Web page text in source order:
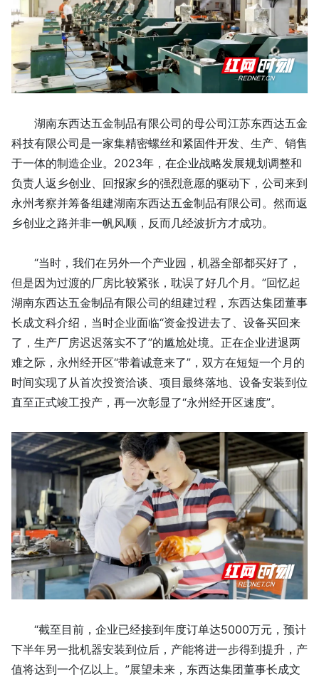
湖南东西达五金制品有限公司的母公司江苏东西达五金
科技有限公司是一家集精密螺丝和紧固件开发、生产、销售
于一体的制造企业。2023年，在企业战略发展规划调整和
负责人返乡创业、回报家乡的强烈意愿的驱动下，公司来到
永州考察并筹备组建湖南东西达五金制品有限公司。然而返
乡创业之路并非一帆风顺，反而几经波折方才成功。
“当时，我们在另外一个产业园，机器全部都买好了，
但是因为过渡的厂房比较紧张，耽误了好几个月。”回忆起
湖南东西达五金制品有限公司的组建过程，东西达集团董事
长成文科介绍，当时企业面临“资金投进去了、设备买回来
了，生产厂房迟迟落实不了”的尴尬处境。正在企业进退两
难之际，永州经开区“带着诚意来了”，双方在短短一个月的
时间实现了从首次投资洽谈、项目最终落地、设备安装到位
直至正式竣工投产，再一次彰显了“永州经开区速度”。
“截至目前，企业已经接到年度订单达5000万元，预计
下半年另一批机器安装到位后，产能将进一步得到提升，产
值将达到一个亿以上。”展望未来，东西达集团董事长成文